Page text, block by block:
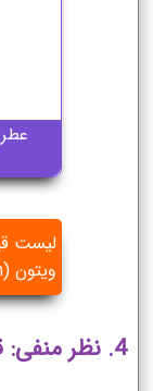
لیست
ویتون (Louis Vuitton)
4. نظر منفی: